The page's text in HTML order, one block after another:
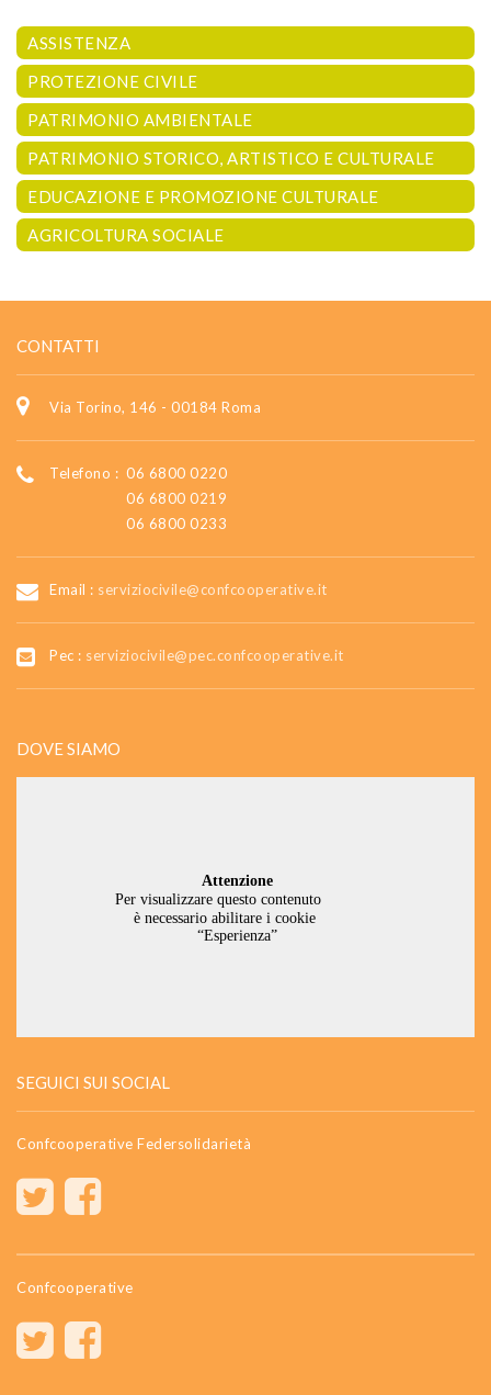
ASSISTENZA
PROTEZIONE CIVILE
PATRIMONIO AMBIENTALE
PATRIMONIO STORICO, ARTISTICO E CULTURALE
EDUCAZIONE E PROMOZIONE CULTURALE
AGRICOLTURA SOCIALE
CONTATTI
Via Torino, 146 - 00184 Roma
Telefono : 06 6800 0220
06 6800 0219
06 6800 0233
Email : serviziocivile@confcooperative.it
Pec : serviziocivile@pec.confcooperative.it
DOVE SIAMO
SEGUICI SUI SOCIAL
Confcooperative Federsolidarietà
Confcooperative